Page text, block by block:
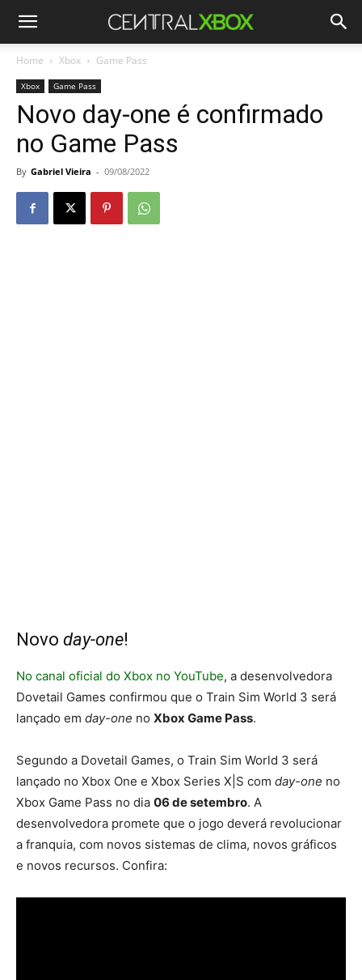
Home Xbox Game Pass
Xbox Game Pass
Novo day-one é confirmado
no Game Pass
By Gabriel Vieira - 09/08/2022
Novo day-one!
No canal oficial do Xbox no YouTube, a desenvolvedora
Dovetail Games confirmou que o Train Sim World 3 será
lançado em day-one no Xbox Game Pass.
Segundo a Dovetail Games, o Train Sim World 3 será
lançado no Xbox One e Xbox Series X|S com day-one no
Xbox Game Pass no dia 06 de setembro. A
desenvolvedora promete que o jogo deverá revolucionar
a franquia, com novos sistemas de clima, novos gráficos
e novos recursos. Confira: